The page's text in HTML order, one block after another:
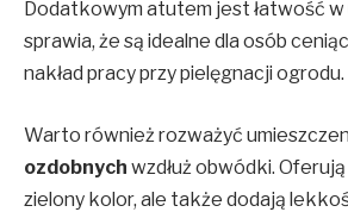
Dodatkowym atutem jest łatwość w
sprawia, że są idealne dla osób
nakład pracy przy pielęgnacji ogrodu.
Warto również rozważyć
ozdobnych wzdłuż obwódki.
zielony kolor, ale także dodają